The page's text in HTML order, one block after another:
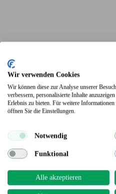
Terrassendielen
Wir verwenden Cookies
Wir können diese zur Analyse unserer
verbessern, personalisierte Inhalte
Erlebnis zu bieten. Für weitere
öffnen Sie die Einstellungen.
Notwendig
Funktional
Alle akzeptieren